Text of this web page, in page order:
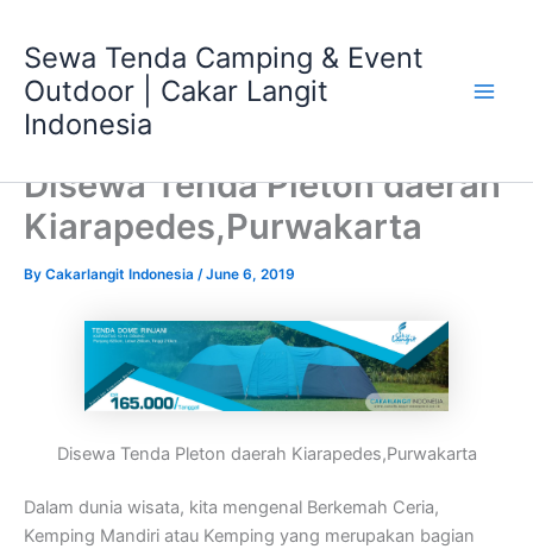
content
Sewa Tenda Camping & Event
Outdoor | Cakar Langit
Indonesia
Disewa Tenda Pleton daerah
Kiarapedes,Purwakarta
By Cakarlangit Indonesia /June 6, 2019
Disewa Tenda Pleton daerah Kiarapedes,Purwakarta
Dalam dunia wisata, kita mengenal Berkemah Ceria,
Kemping Mandiri atau Kemping yang merupakan bagian